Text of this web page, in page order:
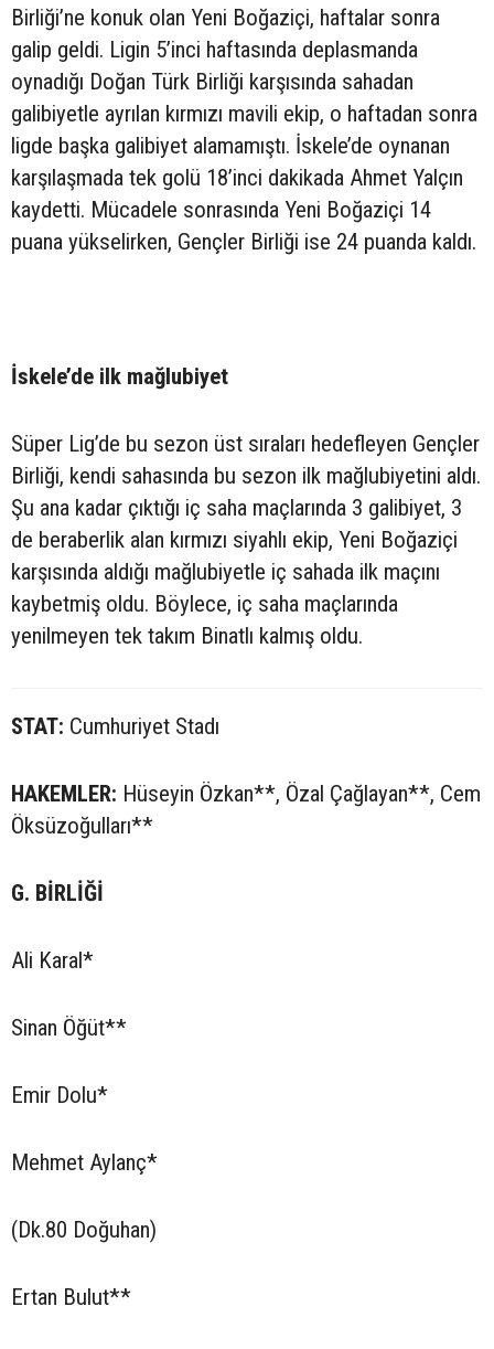
Birliği’ne konuk olan Yeni Boğaziçi, haftalar sonra
galip geldi. Ligin 5’inci haftasında deplasmanda
oynadığı Doğan Türk Birliği karşısında sahadan
galibiyetle ayrılan kırmızı mavili ekip, o haftadan sonra
ligde başka galibiyet alamamıştı. İskele’de oynanan
karşılaşmada tek golü 18’inci dakikada Ahmet Yalçın
kaydetti. Mücadele sonrasında Yeni Boğaziçi 14
puana yükselirken, Gençler Birliği ise 24 puanda kaldı.
İskele’de ilk mağlubiyet
Süper Lig’de bu sezon üst sıraları hedefleyen Gençler
Birliği, kendi sahasında bu sezon ilk mağlubiyetini aldı.
Şu ana kadar çıktığı iç saha maçlarında 3 galibiyet, 3
de beraberlik alan kırmızı siyahlı ekip, Yeni Boğaziçi
karşısında aldığı mağlubiyetle iç sahada ilk maçını
kaybetmiş oldu. Böylece, iç saha maçlarında
yenilmeyen tek takım Binatlı kalmış oldu.
STAT: Cumhuriyet Stadı
HAKEMLER: Hüseyin Özkan**, Özal Çağlayan**, Cem
Öksüzoğulları**
G. BİRLİĞİ
Ali Karal*
Sinan Öğüt**
Emir Dolu*
Mehmet Aylanç*
(Dk.80 Doğuhan)
Ertan Bulut**